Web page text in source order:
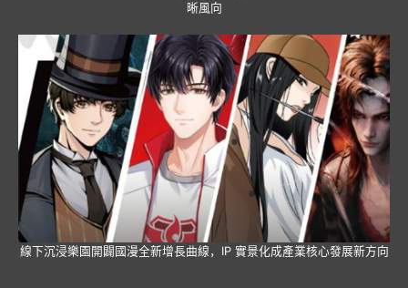
晰風向
線下沉浸樂園開闢國漫全新增長曲線，IP 實景化成產業核心發展新方向